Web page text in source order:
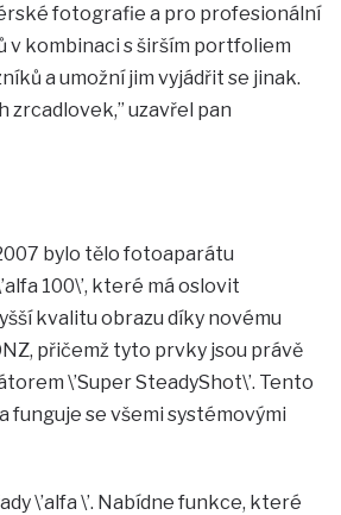
fotografie a pro profesionální
v kombinaci s širším portfoliem
a umožní jim vyjádřit se jinak.
zrcadlovek,” uzavřel pan
bylo tělo fotoaparátu
100\’, které má oslovit
kvalitu obrazu díky novému
přičemž tyto prvky jsou právě
\’Super SteadyShot\’. Tento
funguje se všemi systémovými
\’alfa \’. Nabídne funkce, které